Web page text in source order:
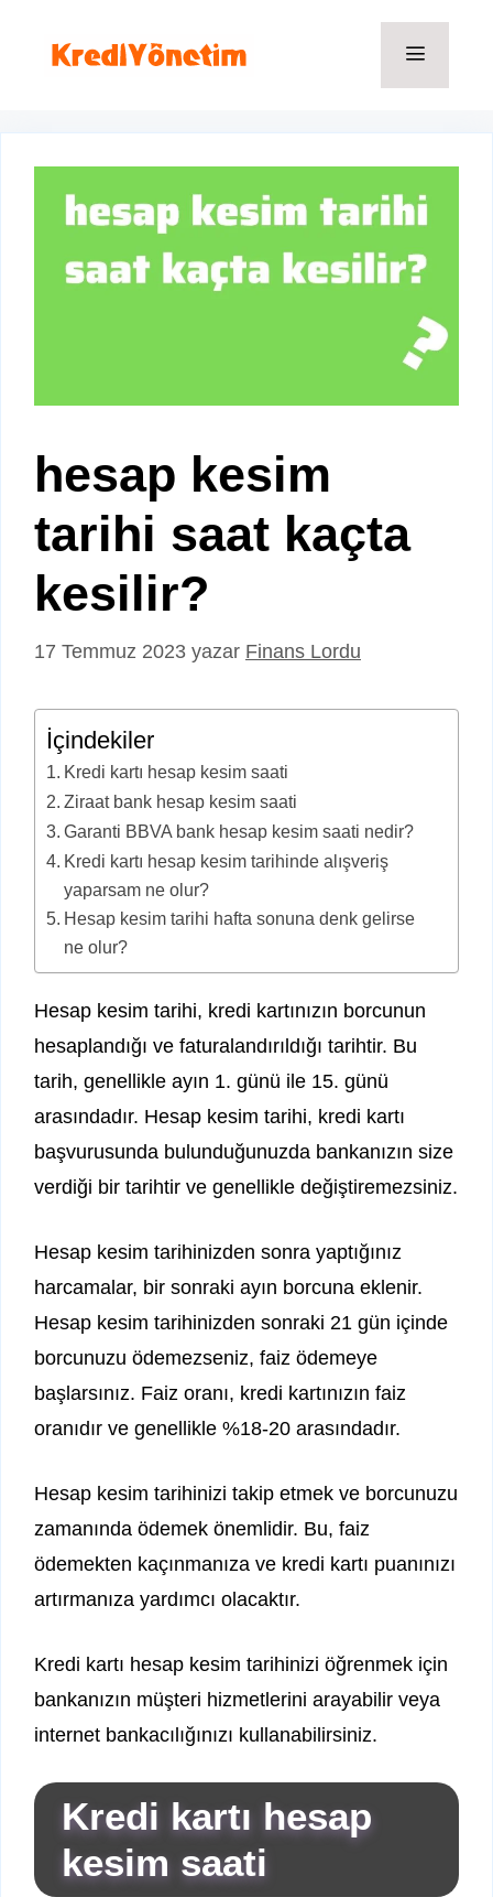
hesap kesim
tarihi saat kaçta
kesilir?
17 Temmuz 2023 yazar Finans Lordu
İçindekiler
Kredi kartı hesap kesim saati
Ziraat bank hesap kesim saati
Garanti BBVA bank hesap kesim saati nedir?
Kredi kartı hesap kesim tarihinde alışveriş
yaparsam ne olur?
Hesap kesim tarihi hafta sonuna denk gelirse
ne olur?
Hesap kesim tarihi, kredi kartınızın borcunun
hesaplandığı ve faturalandırıldığı tarihtir. Bu
tarih, genellikle ayın 1. günü ile 15. günü
arasındadır. Hesap kesim tarihi, kredi kartı
başvurusunda bulunduğunuzda bankanızın size
verdiği bir tarihtir ve genellikle değiştiremezsiniz.
Hesap kesim tarihinizden sonra yaptığınız
harcamalar, bir sonraki ayın borcuna eklenir.
Hesap kesim tarihinizden sonraki 21 gün içinde
borcunuzu ödemezseniz, faiz ödemeye
başlarsınız. Faiz oranı, kredi kartınızın faiz
oranıdır ve genellikle %18-20 arasındadır.
Hesap kesim tarihinizi takip etmek ve borcunuzu
zamanında ödemek önemlidir. Bu, faiz
ödemekten kaçınmanıza ve kredi kartı puanınızı
artırmanıza yardımcı olacaktır.
Kredi kartı hesap kesim tarihinizi öğrenmek için
bankanızın müşteri hizmetlerini arayabilir veya
internet bankacılığınızı kullanabilirsiniz.
Kredi kartı hesap
kesim saati